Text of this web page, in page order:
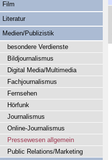
Film
Literatur
Medien/Publizistik
besondere Verdienste
Bildjournalismus
Digital Media/Multimedia
Fachjournalismus
Fernsehen
Hörfunk
Journalismus
Online-Journalismus
Pressewesen allgemein
Public Relations/Marketing